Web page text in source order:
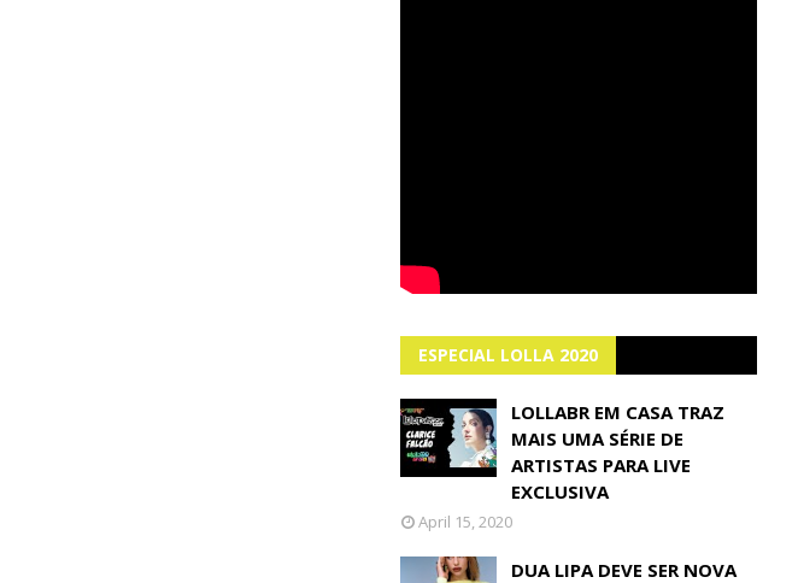
ESPECIAL LOLLA 2020
LOLLABR EM CASA TRAZ
MAIS UMA SÉRIE DE
ARTISTAS PARA LIVE
EXCLUSIVA
April 15, 2020
DUA LIPA DEVE SER NOVA